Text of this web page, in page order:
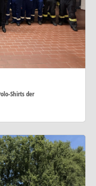
Shirts der